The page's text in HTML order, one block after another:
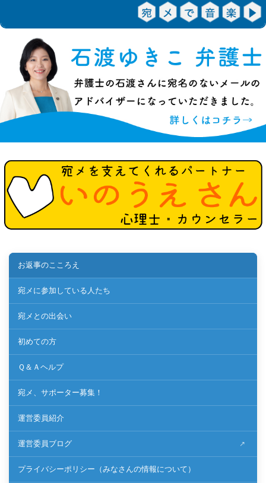
お返事のこころえ
宛メに参加している人たち
宛メとの出会い
初めての方
Ｑ＆Ａヘルプ
宛メ、サポーター募集！
運営委員紹介
運営委員ブログ
プライバシーポリシー（みなさんの情報について）